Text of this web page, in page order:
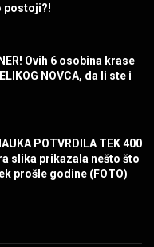
postoji?!
Ovih 6 osobina krase
NOVCA, da li ste i
POTVRDILA TEK 400
slika prikazala nešto što
prošle godine (FOTO)